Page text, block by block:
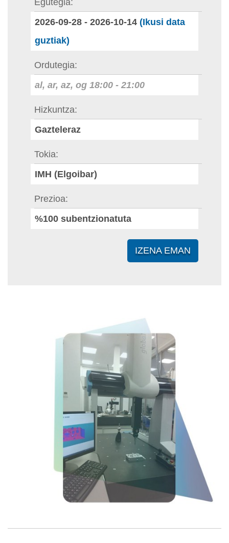
Egutegia
2026-09-28 - 2026-10-14 (Ikusi data
guztiak)
Ordutegia
al, ar, az, og 18:00 - 21:00
Hizkuntza
Gazteleraz
Tokia
IMH (Elgoibar)
Prezioa
%100 subentzionatuta
IZENA EMAN